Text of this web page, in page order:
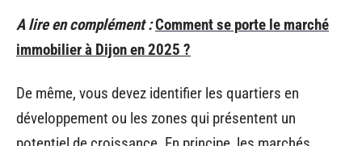
A lire en complément :Comment se porte le marché
immobilier à Dijon en 2025 ?
De même, vous devez identifier les quartiers en
développement ou les zones qui présentent un